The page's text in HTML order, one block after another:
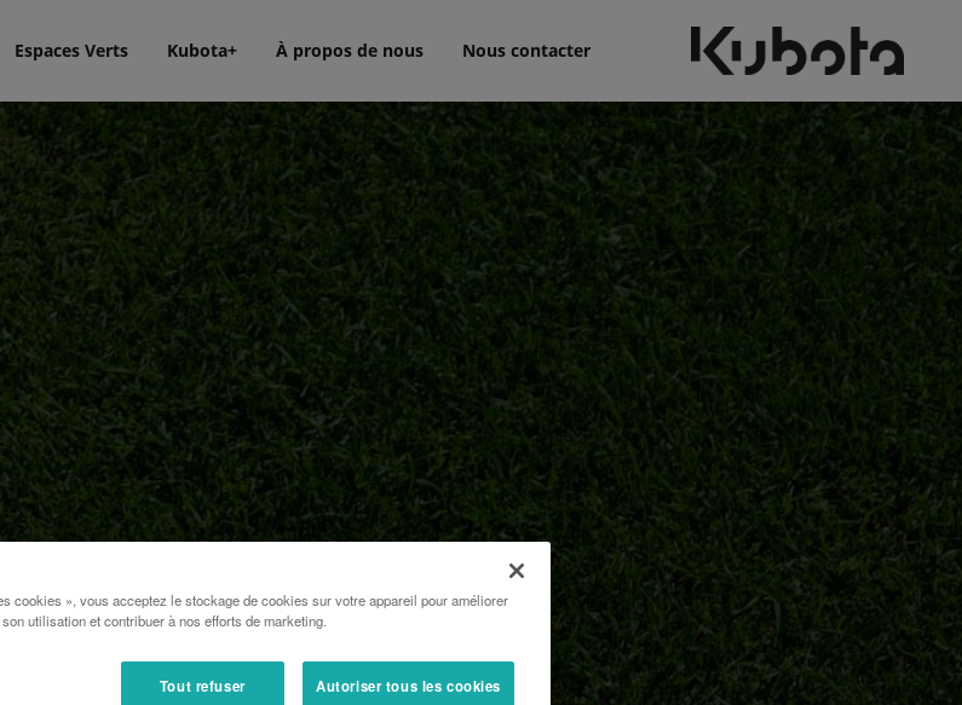
Espaces Verts Kubota+ À propos de nous Nous contacter
cookies », vous acceptez le stockage de cookies sur votre appareil pour améliorer
utilisation et contribuer à nos efforts de marketing.
Tout refuser Autoriser tous les cookies